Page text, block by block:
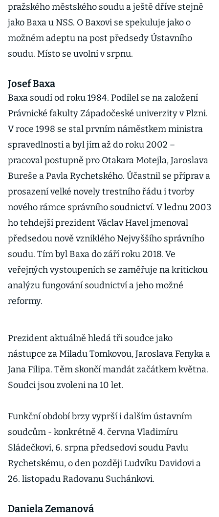
pražského městského soudu a ještě dříve stejně
jako Baxa u NSS. O Baxovi se spekuluje jako o
možném adeptu na post předsedy Ústavního
soudu. Místo se uvolní v srpnu.
Josef Baxa
Baxa soudí od roku 1984. Podílel se na založení
Právnické fakulty Západočeské univerzity v Plzni.
V roce 1998 se stal prvním náměstkem ministra
spravedlnosti a byl jím až do roku 2002 –
pracoval postupně pro Otakara Motejla, Jaroslava
Bureše a Pavla Rychetského. Účastnil se příprav a
prosazení velké novely trestního řádu i tvorby
nového rámce správního soudnictví. V lednu 2003
ho tehdejší prezident Václav Havel jmenoval
předsedou nově vzniklého Nejvyššího správního
soudu. Tím byl Baxa do září roku 2018. Ve
veřejných vystoupeních se zaměřuje na kritickou
analýzu fungování soudnictví a jeho možné
reformy.
Prezident aktuálně hledá tři soudce jako
nástupce za Miladu Tomkovou, Jaroslava Fenyka a
Jana Filipa. Těm skončí mandát začátkem května.
Soudci jsou zvoleni na 10 let.
Funkční období brzy vyprší i dalším ústavním
soudcům - konkrétně 4. června Vladimíru
Sládečkovi, 6. srpna předsedovi soudu Pavlu
Rychetskému, o den později Ludvíku Davidovi a
26. listopadu Radovanu Suchánkovi.
Daniela Zemanová